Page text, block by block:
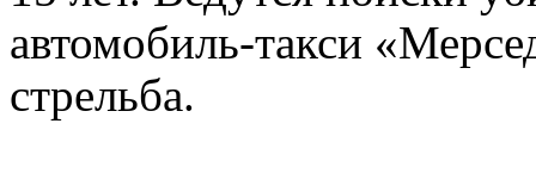
автомобиль-такси
стрельба.